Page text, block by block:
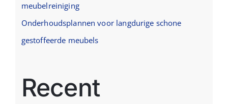
meubelreiniging
Onderhoudsplannen voor langdurige schone
gestoffeerde meubels
Recent